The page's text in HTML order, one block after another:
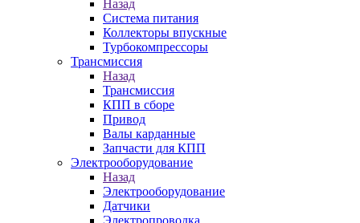
Назад
Система питания
Коллекторы впускные
Турбокомпрессоры
Трансмиссия
Назад
Трансмиссия
КПП в сборе
Привод
Валы карданные
Запчасти для КПП
Электрооборудование
Назад
Электрооборудование
Датчики
Электропроводка